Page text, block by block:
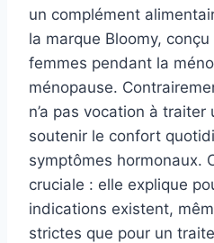
un complément
la marque Bloomy,
femmes pendant la
ménopause.
n’a pas vocation à
soutenir le confort
symptômes hormonaux.
cruciale : elle explique
indications existent,
strictes que pour un